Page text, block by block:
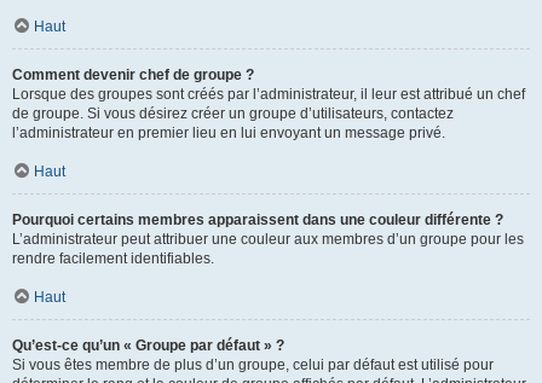
Haut
Comment devenir chef de groupe ?
Lorsque des groupes sont créés par l’administrateur, il leur est attribué un chef
de groupe. Si vous désirez créer un groupe d’utilisateurs, contactez
l’administrateur en premier lieu en lui envoyant un message privé.
Haut
Pourquoi certains membres apparaissent dans une couleur différente ?
L’administrateur peut attribuer une couleur aux membres d’un groupe pour les
rendre facilement identifiables.
Haut
Qu’est-ce qu’un « Groupe par défaut » ?
Si vous êtes membre de plus d’un groupe, celui par défaut est utilisé pour